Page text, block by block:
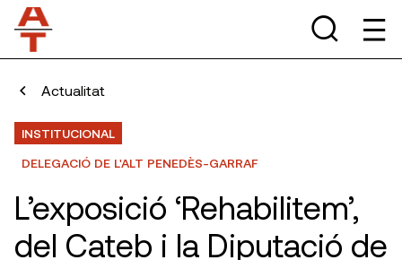
Actualitat
INSTITUCIONAL
DELEGACIÓ DE L'ALT PENEDÈS-GARRAF
L’exposició ‘Rehabilitem’,
del Cateb i la Diputació de